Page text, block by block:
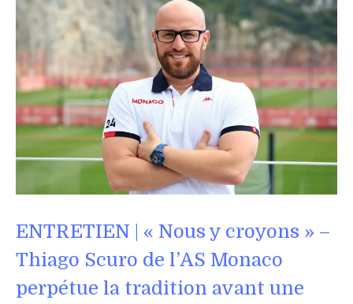
ENTRETIEN | « Nous y croyons » –
Thiago Scuro de l’AS Monaco
perpétue la tradition avant une